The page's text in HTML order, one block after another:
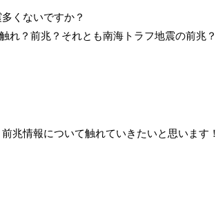
くないですか？
れ？前兆？それとも南海トラフ地震の前兆？
兆情報について触れていきたいと思います！